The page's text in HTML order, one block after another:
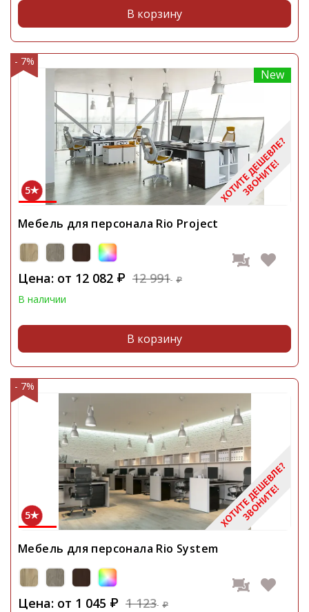
В корзину
- 7%
New
5
Мебель для персонала Rio Project
Цена: от 12 082 ₽ 12 991 ₽
В наличии
В корзину
- 7%
5
Мебель для персонала Rio System
Цена: от 1 045 ₽ 1 123 ₽